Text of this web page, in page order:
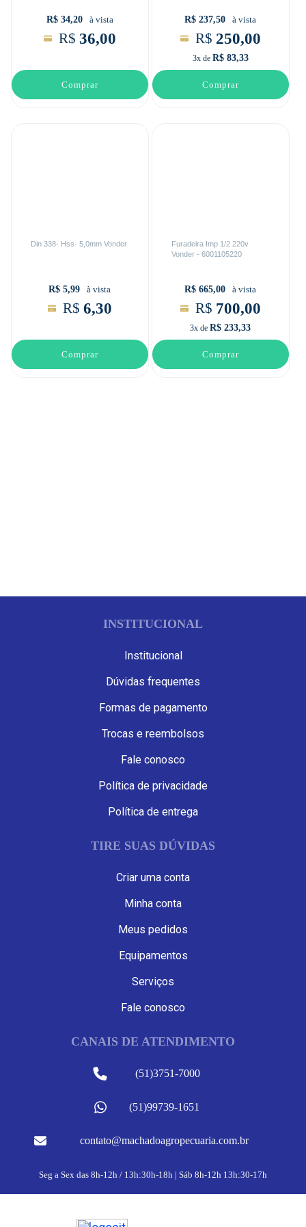
R$ 34,20 à vista
R$ 36,00
Comprar
R$ 237,50 à vista
R$ 250,00
3x de R$ 83,33
Comprar
Din 338- Hss- 5,0mm Vonder
R$ 5,99 à vista
R$ 6,30
Comprar
Furadeira Imp 1/2 220v
Vonder - 6001105220
R$ 665,00 à vista
R$ 700,00
3x de R$ 233,33
Comprar
INSTITUCIONAL
Institucional
Dúvidas frequentes
Formas de pagamento
Trocas e reembolsos
Fale conosco
Política de privacidade
Política de entrega
TIRE SUAS DÚVIDAS
Criar uma conta
Minha conta
Meus pedidos
Equipamentos
Serviços
Fale conosco
CANAIS DE ATENDIMENTO
(51)3751-7000
(51)99739-1651
contato@machadoagropecuaria.com.br
Seg a Sex das 8h-12h / 13h:30h-18h | Sáb 8h-12h 13h:30-17h